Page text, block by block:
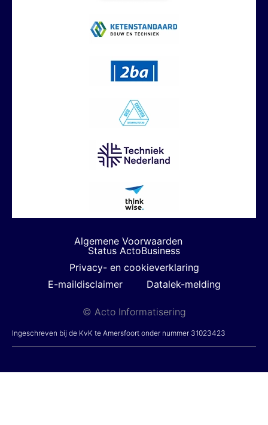
Algemene Voorwaarden
Status ActoBusiness
Privacy- en cookieverklaring
E-maildisclaimer
Datalek-melding
© Acto Informatisering
Ingeschreven bij de KvK te Amersfoort onder nummer 31023423